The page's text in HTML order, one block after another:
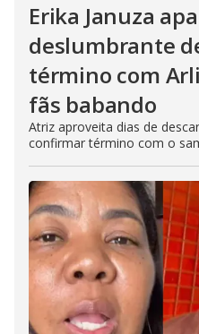
Erika Januza
deslumbrante
término com
fãs babando
Atriz aproveita dias de
confirmar término com o